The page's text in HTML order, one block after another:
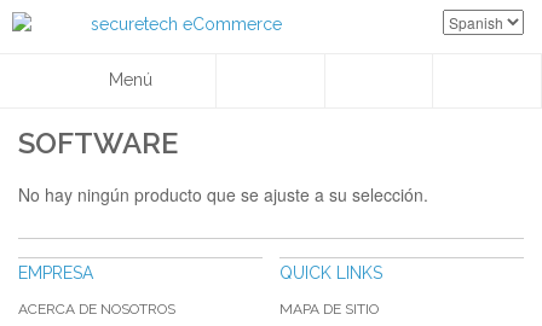
Menú
SOFTWARE
No hay ningún producto que se ajuste a su selección.
EMPRESA
ACERCA DE NOSOTROS
QUICK LINKS
MAPA DE SITIO